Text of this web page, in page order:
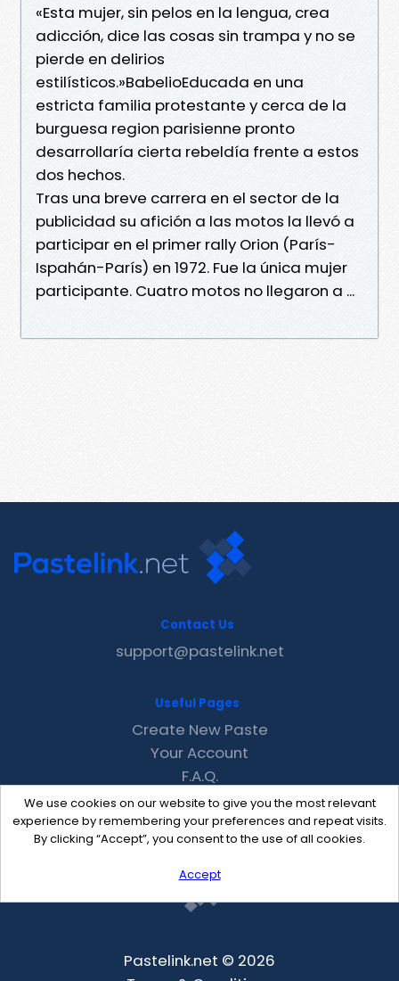
«Esta mujer, sin pelos en la lengua, crea
adicción, dice las cosas sin trampa y no se
pierde en delirios
estilísticos.»BabelioEducada en una
estricta familia protestante y cerca de la
burguesa region parisienne pronto
desarrollaría cierta rebeldía frente a estos
dos hechos.
Tras una breve carrera en el sector de la
publicidad su afición a las motos la llevó a
participar en el primer rally Orion (París-
Ispahán-París) en 1972. Fue la única mujer
participante. Cuatro motos no llegaron a ...
We use cookies on our website to give you the most relevant
experience by remembering your preferences and repeat visits.
By clicking “Accept”, you consent to the use of all cookies.
Accept
Contact Us
support@pastelink.net
Useful Pages
Create New Paste
Your Account
F.A.Q.
Recent
Contact
Pastelink.net © 2026